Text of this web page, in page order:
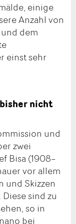
einige
Anzahl von
dem
einst sehr
nicht
und
zwei
Bisa (1908–
vor allem
und Skizzen
sind zu
so in
bei